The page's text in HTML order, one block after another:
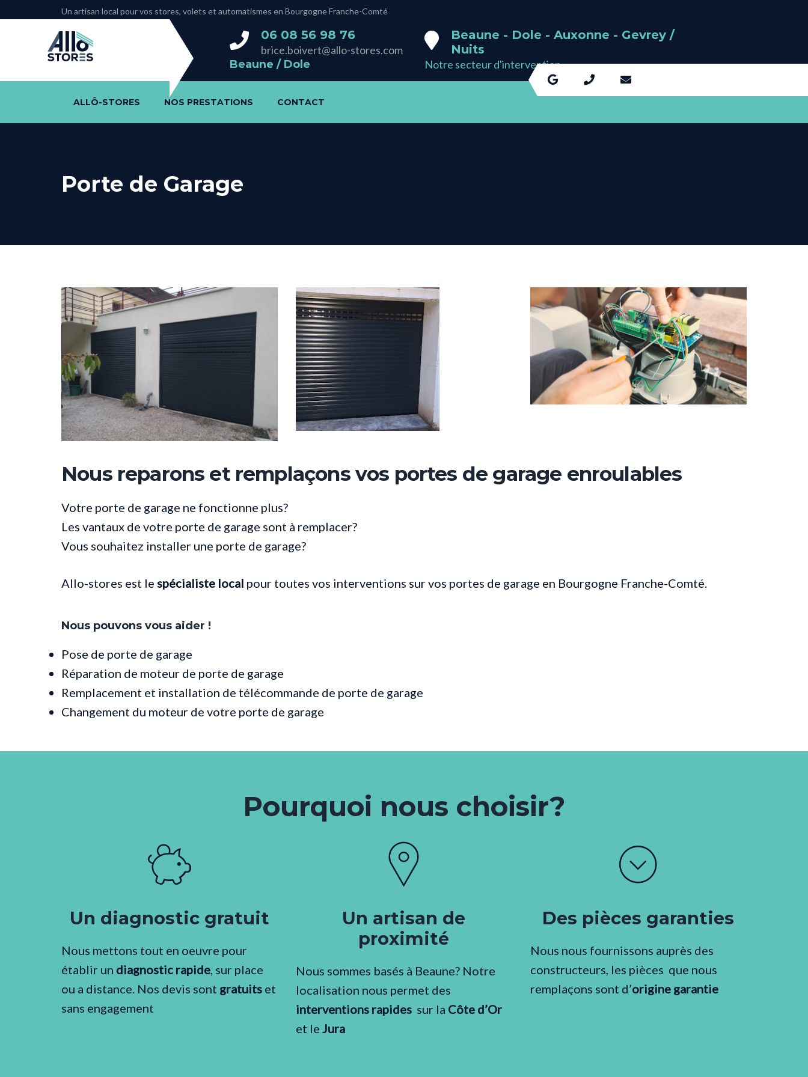
Un artisan local pour vos stores, volets et automatismes en Bourgogne Franche-Comté
06 08 56 98 76‬
brice.boivert@allo-stores.com
Beaune / Dole
Beaune - Dole - Auxonne - Gevrey /
Nuits
Notre secteur d'intervention
ALLÔ-STORES NOS PRESTATIONS CONTACT
Porte de Garage
Nous reparons et remplaçons vos portes de garage enroulables
Votre porte de garage ne fonctionne plus?
Les vantaux de votre porte de garage sont à remplacer?
Vous souhaitez installer une porte de garage?
Allo-stores est le spécialiste local pour toutes vos interventions sur vos portes de garage en Bourgogne Franche-Comté.
Nous pouvons vous aider !
Pose de porte de garage
Réparation de moteur de porte de garage
Remplacement et installation de télécommande de porte de garage
Changement du moteur de votre porte de garage
Pourquoi nous choisir?
Un diagnostic gratuit
Nous mettons tout en oeuvre pour
établir un diagnostic rapide , sur place
ou a distance. Nos devis sont gratuits et
sans engagement
Un artisan de
proximité
Nous sommes basés à Beaune? Notre
localisation nous permet des
interventions rapides sur la Côte d’Or
et le Jura
Des pièces garanties
Nous nous fournissons auprès des
constructeurs, les pièces que nous
remplaçons sont d’origine garantie